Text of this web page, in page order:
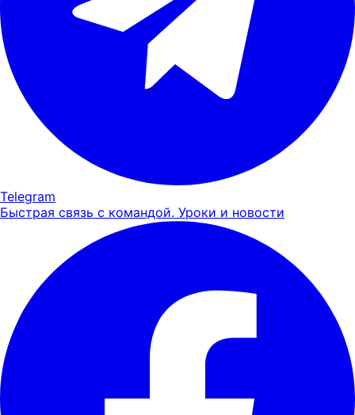
Telegram
Быстрая связь с командой. Уроки и новости